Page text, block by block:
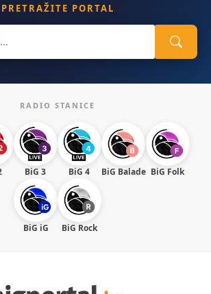
PRETRAŽITE PORTAL
RADIO STANICE
BiG 3 BiG 4 BiG Balade BiG Folk
BiG iG BiG Rock